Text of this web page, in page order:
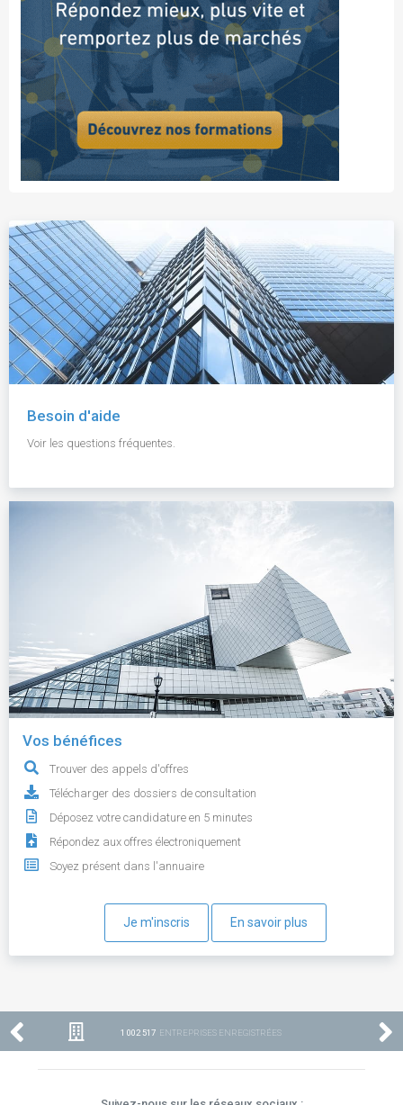
Besoin d'aide
Voir les questions fréquentes.
Vos bénéfices
Trouver des appels d'offres
Télécharger des dossiers de consultation
Déposez votre candidature en 5 minutes
Répondez aux offres électroniquement
Soyez présent dans l'annuaire
Je m'inscris En savoir plus
1 002 517 ENTREPRISES ENREGISTRÉES